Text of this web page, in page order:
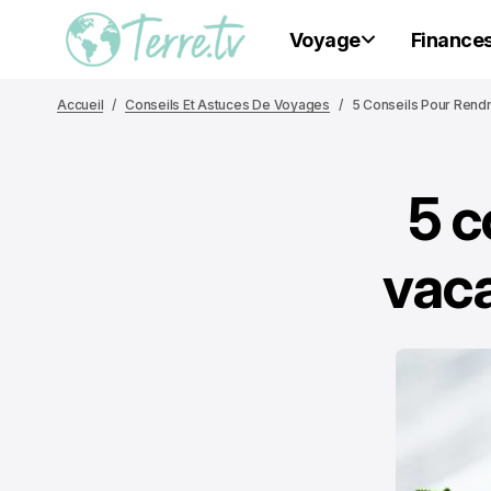
Voyage
Accueil Conseils Et Astuces De Voyages 5 Conseils Pour
5